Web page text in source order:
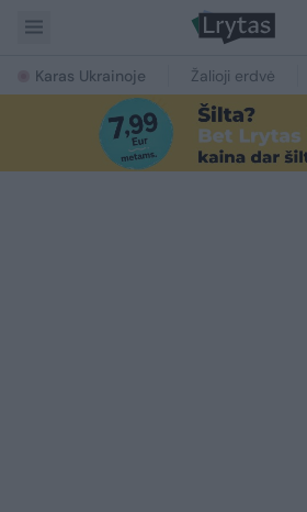
Karas Ukrainoje Žalioji erdvė